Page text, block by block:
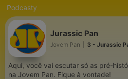
Podcasty
Jurassic Pan
Jovem Pan 3 - Jurassic
Aqui, você vai escutar só as pré-
na Jovem Pan. Fique à vontade!